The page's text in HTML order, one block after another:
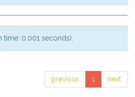
time: 0.001 seconds).
previous 1 next